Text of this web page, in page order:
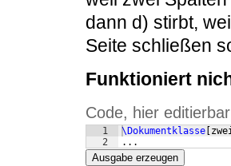
dann d) stirbt,
Seite schließen
Funktioniert
Code, hier
1
2
\Dokumentklasse
...
Ausgabe erzeugen